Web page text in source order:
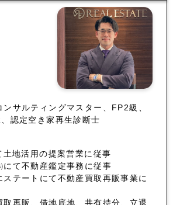
サルティングマスター、FP2級、
認定空き家再生診断士
地活用の提案営業に従事
にて不動産鑑定事務に従事
テートにて不動産買取再販事業に
取再販、借地底地、共有持分、立退